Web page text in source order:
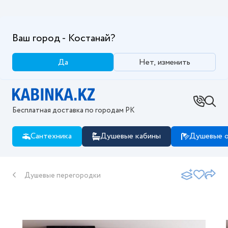
Ваш город - Костанай?
Да Нет, изменить
Бесплатная доставка по городам РК
Сантехника Душевые кабины Душевые
Душевые перегородки